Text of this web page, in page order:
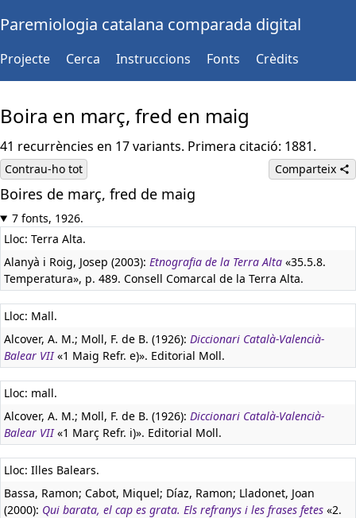
Paremiologia catalana comparada digital
Projecte Cerca Instruccions Fonts Crèdits
Boira en març, fred en maig
41 recurrències en 17 variants. Primera citació: 1881.
Contrau-ho tot Comparteix
Boires de març, fred de maig
7 fonts, 1926.
Lloc: Terra Alta.
Alanyà i Roig, Josep (2003): Etnografia de la Terra Alta «35.5.8.
Temperatura», p. 489. Consell Comarcal de la Terra Alta.
Lloc: Mall.
Alcover, A. M.; Moll, F. de B. (1926): Diccionari Català-Valencià-
Balear VII«1 Maig Refr. e)». Editorial Moll.
Lloc: mall.
Alcover, A. M.; Moll, F. de B. (1926): Diccionari Català-Valencià-
Balear VII«1 Març Refr. i)». Editorial Moll.
Lloc: Illes Balears.
Bassa, Ramon; Cabot, Miquel; Díaz, Ramon; Lladonet, Joan
(2000): Qui barata, el cap es grata. Els refranys i les frases fetes «2.